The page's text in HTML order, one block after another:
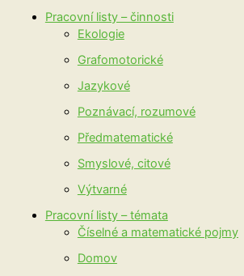
Pracovní listy – činnosti
Ekologie
Grafomotorické
Jazykové
Poznávací, rozumové
Předmatematické
Smyslové, citové
Výtvarné
Pracovní listy – témata
Číselné a matematické pojmy
Domov